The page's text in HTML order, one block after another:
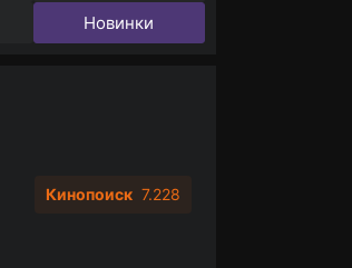
Новинки
Кинопоиск 7.228